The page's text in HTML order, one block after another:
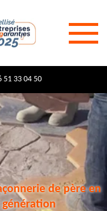
51 33 04 50
de père en